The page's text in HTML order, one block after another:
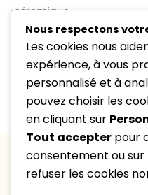
céramique
3
NOUS
CONTACTER
À PROPOS
DE NOUS
boutique
Nous respectons
Les cookies nous
expérience, à vous
personnalisé et à
pouvez choisir les
en cliquant sur
Tout accepter pour
consentement ou sur
refuser les cookies